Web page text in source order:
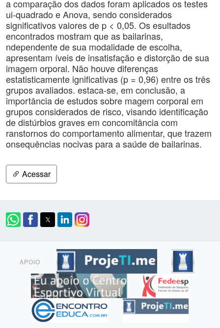
a comparação dos dados foram aplicados os testes
ui-quadrado e Anova, sendo considerados
significativos valores de p < 0,05. Os esultados
encontrados mostram que as bailarinas,
ndependente de sua modalidade de escolha,
apresentam íveis de insatisfação e distorção de sua
imagem orporal. Não houve diferenças
estatisticamente ignificativas (p = 0,96) entre os três
grupos avaliados. estaca-se, em conclusão, a
importância de estudos sobre magem corporal em
grupos considerados de risco, visando identificação
de distúrbios graves em concomitância com
ranstornos do comportamento alimentar, que trazem
onsequências nocivas para a saúde de bailarinas.
Acessar
APOIO